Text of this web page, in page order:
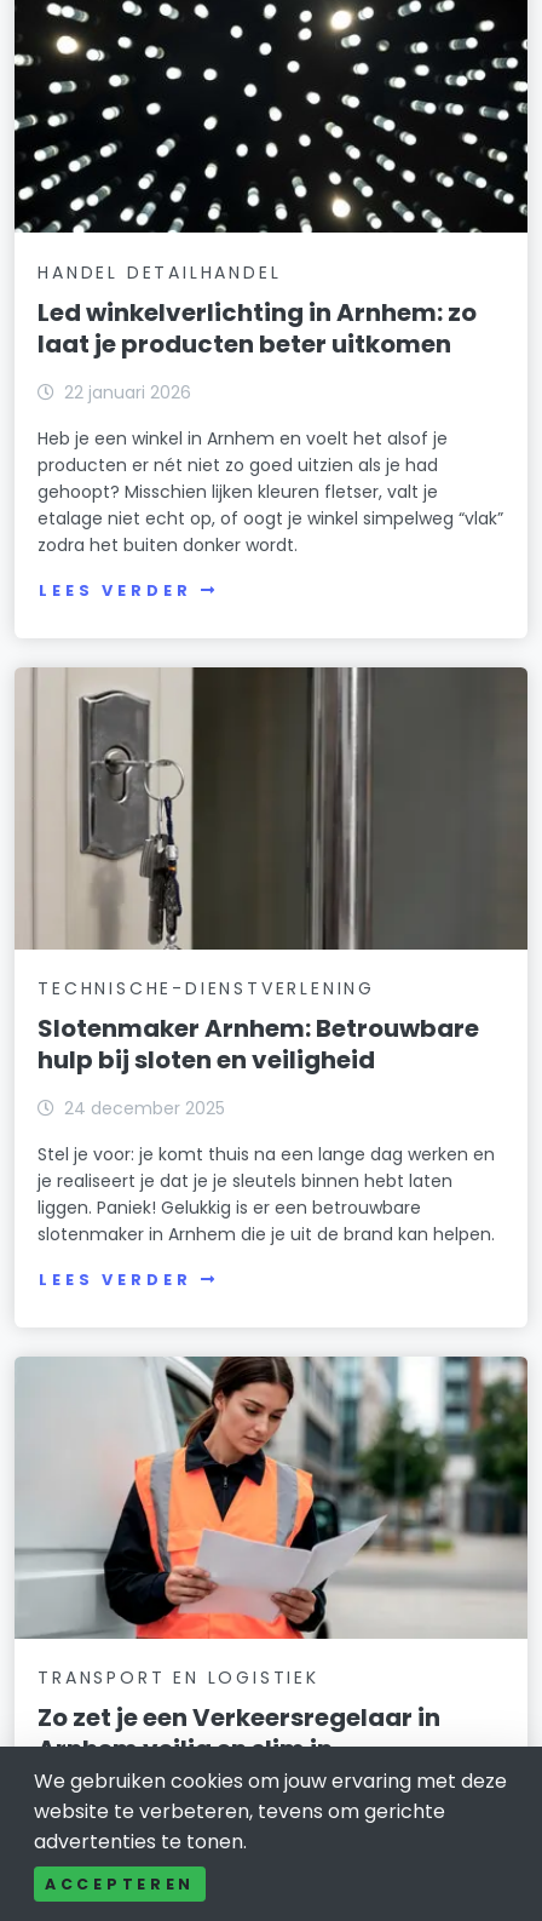
HANDEL DETAILHANDEL
Led winkelverlichting in Arnhem: zo
laat je producten beter uitkomen
22 januari 2026
Heb je een winkel in Arnhem en voelt het alsof je
producten er nét niet zo goed uitzien als je had
gehoopt? Misschien lijken kleuren fletser, valt je
etalage niet echt op, of oogt je winkel simpelweg “vlak”
zodra het buiten donker wordt.
LEES VERDER
TECHNISCHE-DIENSTVERLENING
Slotenmaker Arnhem: Betrouwbare
hulp bij sloten en veiligheid
24 december 2025
Stel je voor: je komt thuis na een lange dag werken en
je realiseert je dat je je sleutels binnen hebt laten
liggen. Paniek! Gelukkig is er een betrouwbare
slotenmaker in Arnhem die je uit de brand kan helpen.
LEES VERDER
TRANSPORT EN LOGISTIEK
Zo zet je een Verkeersregelaar in
Arnhem veilig en slim in
5 december 2025
Hoe zorg je dat verkeer rondom een evenement,
wegafsluiting of project in Arnhem veilig en
overzichtelijk blijft? En welke rol speelt een
We gebruiken cookies om jouw ervaring met deze
website te verbeteren, tevens om gerichte
advertenties te tonen.
ACCEPTEREN